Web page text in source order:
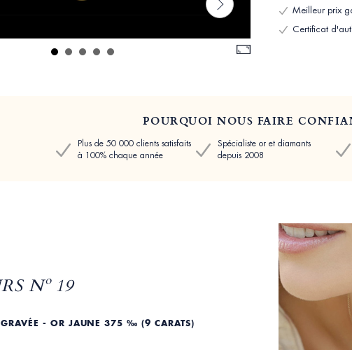
Meilleur prix
Certificat
POURQUOI NOUS FAIRE
Plus de 50 000 clients satisfaits
à 100% chaque année
Spécialiste or et diamants
depuis 2008
Nº 19
GRAVÉE - OR JAUNE 375 ‰ (9 CARATS)